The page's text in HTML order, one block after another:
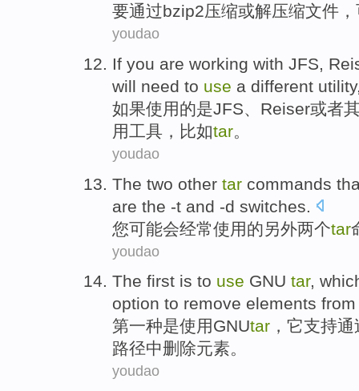
要通过bzip2压缩或解压缩文件
youdao
If you are working with JFS,
will need to use a different utility
如果使用的是JFS、Reiser或者
用工具 ， 比如tar。
youdao
The two other tar commands
are the -t and -d switches
您可能会经常使用的另外两个tar
youdao
The first is to use GNU tar,
option to remove elements from
第一种是使用GNUtar ， 它支持
路径中删除元素。
youdao